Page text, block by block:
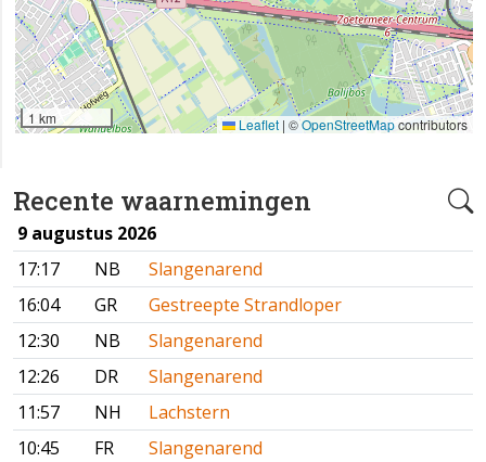
Recente waarnemingen
9 augustus 2026
17:17
NB
Slangenarend
16:04
GR
Gestreepte Strandloper
12:30
NB
Slangenarend
12:26
DR
Slangenarend
11:57
NH
Lachstern
10:45
FR
Slangenarend
1 km Leaflet | ©OpenStreetMapcontributors